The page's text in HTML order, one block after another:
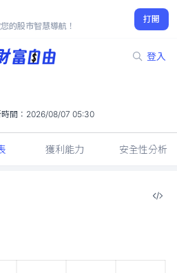
的股市智慧導航！
打開
登入
0.56%
間： 2026/08/07 05:30
獲利能力 安全性分析